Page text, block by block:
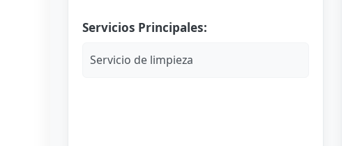
Servicios Principales:
Servicio de limpieza